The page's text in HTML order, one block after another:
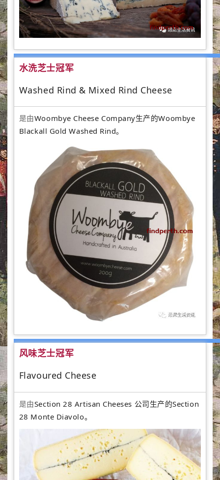
水洗芝士冠军
Washed Rind & Mixed Rind Cheese
是由Woombye Cheese Company生产的Woombye
Blackall Gold Washed Rind。
风味芝士冠军
Flavoured Cheese
是由Section 28 Artisan Cheeses 公司生产的Section
28 Monte Diavolo。